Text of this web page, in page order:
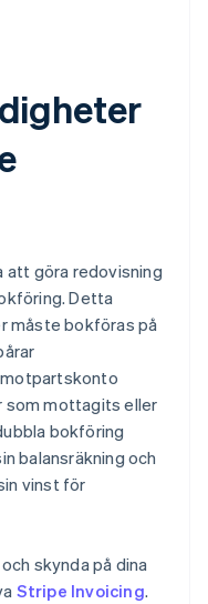
att göra redovisning
Detta
måste bokföras på
som mottagits eller
bokföring
balansräkning och
vinst för
skynda på dina
Stripe Invoicing.